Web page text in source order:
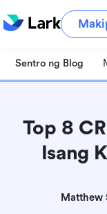
Sentro ng Blog
Top 8
Isang
Matthew